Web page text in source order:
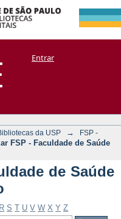
FSP -
de
pelo
CoriscoEntrar
da USP →
FSP -
FSP - Faculdade de Saúde
de Saúde
R S T U V W X Y Z